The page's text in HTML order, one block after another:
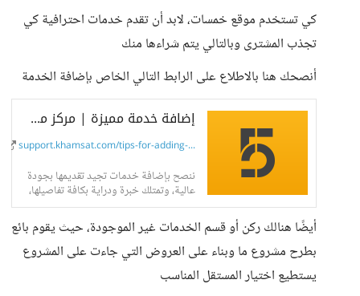
كي تستخدم موقع خمسات، لابد أن تقدم خدمات احترافية كي
تجذب المشترى وبالتالي يتم شراءها منك
أنصحك هنا بالاطلاع على الرابط التالي الخاص بإضافة الخدمة
إضافة خدمة مميزة | مركز مساعدة خمسات
support.khamsat.com/tips-for-adding-...
ننصح بإضافة خدمات تجيد تقديمها بجودة
عالية، وتمتلك خبرة ودراية بكافة تفاصيلها،
هذا يؤدي للحصول على مزيد من المبيعات
والتقييمات العالية.ابدأ بإضافة خدماتك
كالتالي:توجه إلى...
أيضًا هنالك ركن أو قسم الخدمات غير الموجودة، حيث يقوم بائع
بطرح مشروع ما وبناء على العروض التي جاءت على المشروع
يستطيع اختيار المستقل المناسب